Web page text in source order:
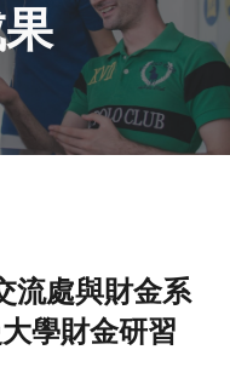
流處與財金系
學財金研習